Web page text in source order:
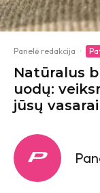
Panelė redakcija ·
Natūralus
uodų:
jūsų vasarai